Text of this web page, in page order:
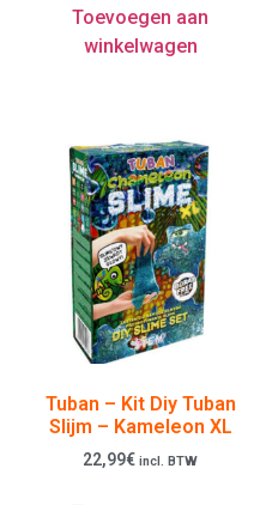
Toevoegen aan
winkelwagen
Tuban – Kit Diy Tuban
Slijm – Kameleon XL
22,99€ incl. BTW